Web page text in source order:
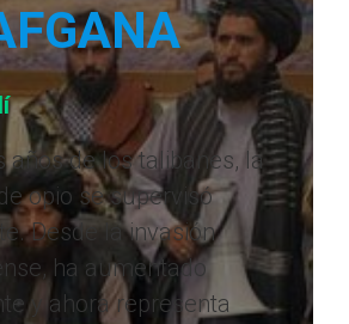
años de los talibanes, la
opio se supervisó
Desde la invasión
ha aumentado
y ahora representa